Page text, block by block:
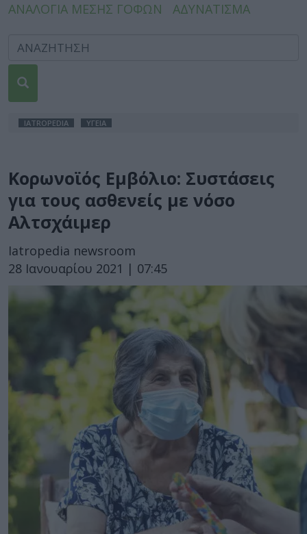
ΑΝΑΛΟΓΙΑ ΜΕΣΗΣ ΓΟΦΩΝ
ΑΔΥΝΑΤΙΣΜΑ
IATROPEDIA ΥΓΕΙΑ
Κορωνοϊός Εμβόλιο: Συστάσεις
για τους ασθενείς με νόσο
Αλτσχάιμερ
Iatropedia newsroom
28 Ιανουαρίου 2021 | 07:45